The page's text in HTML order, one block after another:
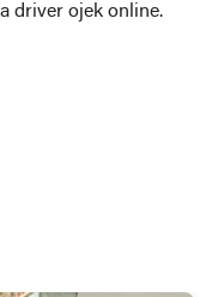
driver ojek online.